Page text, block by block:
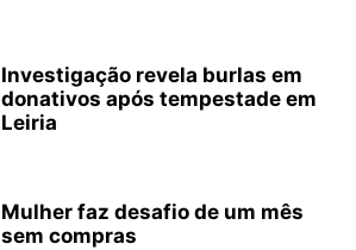
Investigação revela burlas em
donativos após tempestade em
Leiria
Mulher faz desafio de um mês
sem compras